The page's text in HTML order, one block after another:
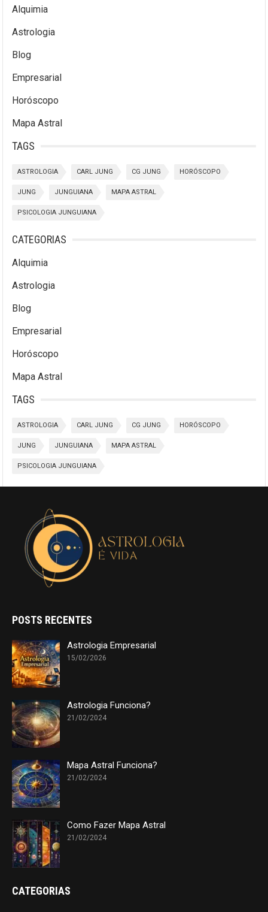
Alquimia
Astrologia
Blog
Empresarial
Horóscopo
Mapa Astral
TAGS
ASTROLOGIA CARL JUNG CG JUNG HORÓSCOPO
JUNG JUNGUIANA MAPA ASTRAL
PSICOLOGIA JUNGUIANA
CATEGORIAS
Alquimia
Astrologia
Blog
Empresarial
Horóscopo
Mapa Astral
TAGS
ASTROLOGIA CARL JUNG CG JUNG HORÓSCOPO
JUNG JUNGUIANA MAPA ASTRAL
PSICOLOGIA JUNGUIANA
POSTS RECENTES
Astrologia Empresarial
15/02/2026
Astrologia Funciona?
21/02/2024
Mapa Astral Funciona?
21/02/2024
Como Fazer Mapa Astral
21/02/2024
CATEGORIAS